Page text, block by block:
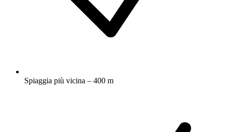
Spiaggia più vicina – 400 m